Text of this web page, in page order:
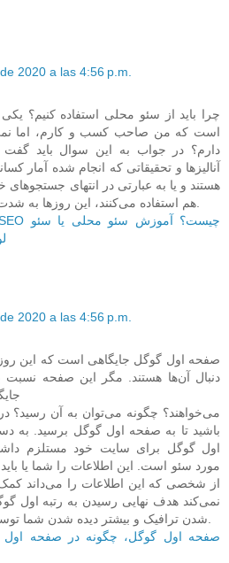
de 2020 a las 4:56 p.m.
چرا باید از سئو محلی استفاده کنیم؟
است که من صاحب کسب و کارم، اما
آنالیزها و تحقیقاتی که انجام شده آمار
هستند و یا به عبارتی در انتهای جستجوهای
de 2020 a las 4:56 p.m.
صفحه اول گوگل جایگاهی است که این
دنبال آن‌ها هستند. مگر این صفحه
می‌خواهند؟ چگونه می‌توان به آن رسید؟ در
باشید تا به صفحه اول گوگل برسید. به
اول گوگل برای سایت خود مستلزم
مورد سئو است. این اطلاعات را شما یا باید
از شخصی که این اطلاعات را می‌داند کمک
نمی‌کند هدف نهایی رسیدن به رتبه اول
شدن ترافیک و بیشتر دیده شدن شما توسط مخاطبین شما است.
صفحه اول گوگل، چگونه در صفحه اول